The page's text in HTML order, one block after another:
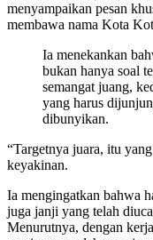
menyampaikan pesan
membawa nama Kota
Ia menekankan
bukan hanya soal
semangat juang,
yang harus
dibunyikan.
“Targetnya juara, itu
keyakinan.
Ia mengingatkan bahwa
juga janji yang telah
Menurutnya, dengan